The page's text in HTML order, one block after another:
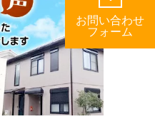
お問い合わせ
フォーム